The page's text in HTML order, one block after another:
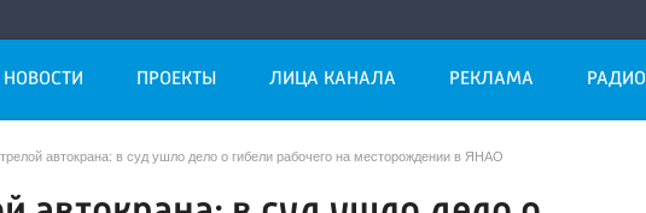
НОВОСТИ ПРОЕКТЫ ЛИЦА КАНАЛА РЕКЛАМА РАДИО
автокрана: в суд ушло дело о гибели рабочего на месторождении в ЯНАО